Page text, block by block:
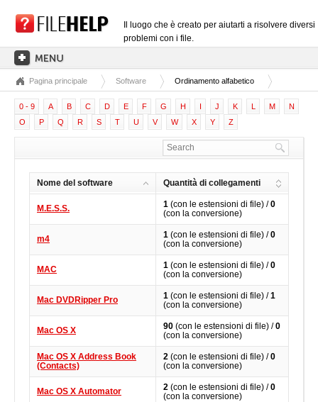
Il luogo che è creato per aiutarti a risolvere diversi
problemi con i file.
PAGINA PRINCIPALE
CATEGORIE DELLE ESTENSIONI
CATEGORIE DEI DRIVER
FILE DLL
CONVERSIONI DI FILE
SOFTWARE
Pagina principale Software Ordinamento alfabetico
0 - 9 A B C D E F G H I J K L M
N
O
P Q R S T U V W X Y Z
Nome del software Quantità di collegamenti
M.E.S.S. 1 (con le estensioni di file) /0
(con la conversione)
m4 1 (con le estensioni di file) /0
(con la conversione)
MAC 1 (con le estensioni di file) /0
(con la conversione)
Mac DVDRipper Pro 1 (con le estensioni di file) /1
(con la conversione)
Mac OS X 90 (con le estensioni di file) /0
(con la conversione)
Mac OS X Address Book
(Contacts)
2 (con le estensioni di file) /0
(con la conversione)
Mac OS X Automator 2 (con le estensioni di file) /0
(con la conversione)